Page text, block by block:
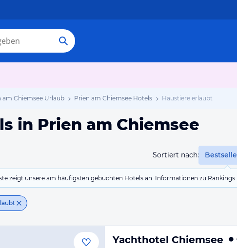
am Chiemsee Urlaub Prien am Chiemsee Hotels Haustiere erlaubt
in Prien am Chiemsee
Sortiert nach:
zeigt unsere am häufigsten gebuchten Hotels an. Informationen zu
Yachthotel Chiemsee